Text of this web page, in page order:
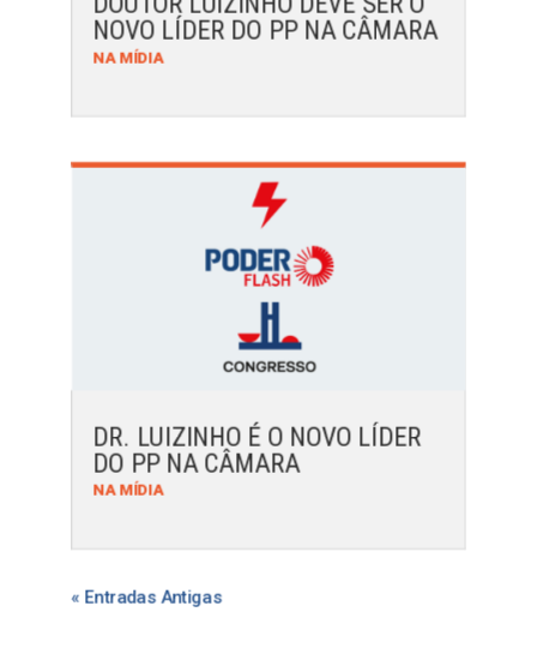
NOVO LÍDER DO PP NA CÂMARA
NA MÍDIA
DR. LUIZINHO É O NOVO LÍDER
DO PP NA CÂMARA
NA MÍDIA
« Entradas Antigas